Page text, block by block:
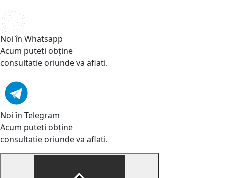
Noi în Whatsapp
Acum puteti obține
consultatie oriunde va aflati.
Noi în Telegram
Acum puteti obține
consultatie oriunde va aflati.